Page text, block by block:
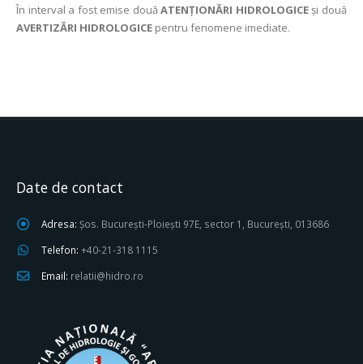
În interval a fost emise douăATENȚIONĂRI HIDROLOGICEși două
AVERTIZĂRI HIDROLOGICE pentru fenomene imediate.
Date de contact
Adresa: Șos. București-Ploiești 97E, sector 1, București, 013686
Telefon: +40-21-318 1115
Email: relatii@hidro.ro